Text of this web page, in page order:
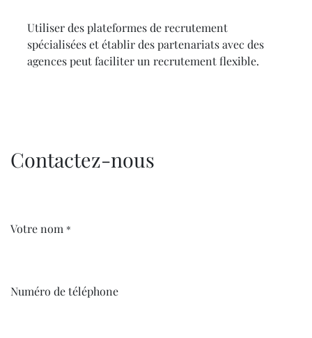
Utiliser des plateformes de recrutement
spécialisées et établir des partenariats avec des
agences peut faciliter un recrutement flexible.
Contactez-nous
Votre nom *
Numéro de téléphone